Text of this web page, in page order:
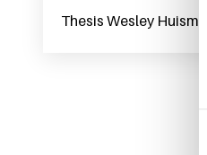
Thesis Wesley Huisman